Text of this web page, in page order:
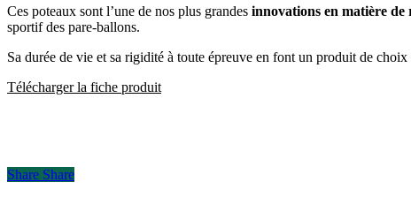
Ces poteaux sont l’une de nos plus grandes innovations en matière de
sportif des pare-ballons.
Sa durée de vie et sa rigidité à toute épreuve en font un produit de
Télécharger la fiche produit
Share Share